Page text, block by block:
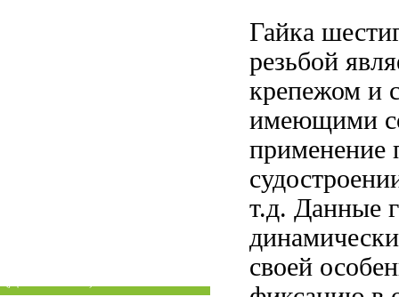
Гайка
резьбой
крепежом и
имеющими
применение
т.д. Данные
своей